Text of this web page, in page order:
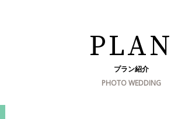
PLAN
プラン紹介
PHOTO WEDDING